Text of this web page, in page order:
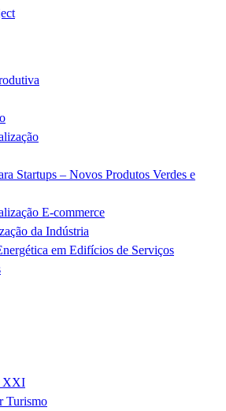
Startups – Novos Produtos Verdes e
E-commerce
da Indústria
em Edifícios de Serviços
XXI
Turismo